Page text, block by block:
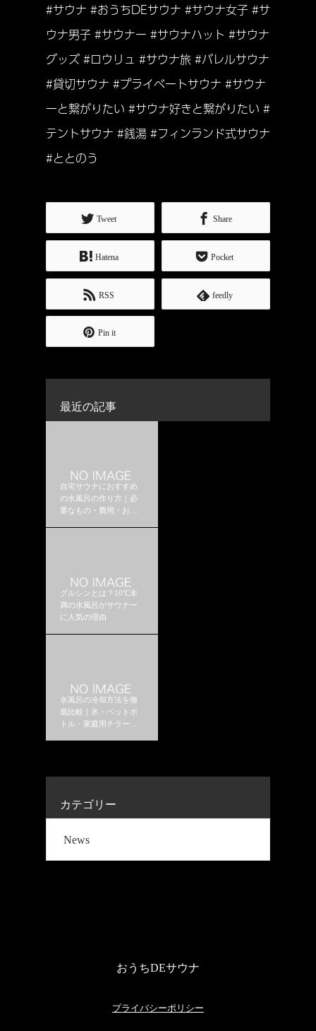
#サウナ #おうちDEサウナ #サウナ女子 #サ
ウナ男子 #サウナー #サウナハット #サウナ
グッズ #ロウリュ #サウナ旅 #バレルサウナ
#貸切サウナ #プライベートサウナ #サウナ
ーと繋がりたい #サウナ好きと繋がりたい #
テントサウナ #銭湯 #フィンランド式サウナ
#ととのう
Tweet Share
Hatena Pocket
RSS feedly
Pin it
最近の記事
自宅サウナにおすすめ
の水風呂の作り方｜必
要なもの・費用・おす
グルシンとは？10℃未
満の水風呂がサウナー
に人気の理由
水風呂の冷却方法を徹
底比較｜氷・ペットボ
トル・家庭用チラーは
カテゴリー
News
おうちDEサウナ
プライバシーポリシー